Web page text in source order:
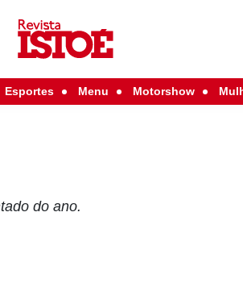
Esportes Menu Motorshow
do ano.